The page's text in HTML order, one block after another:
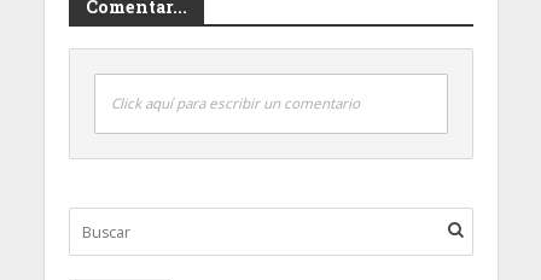
Comentar...
Click aquí para escribir un comentario